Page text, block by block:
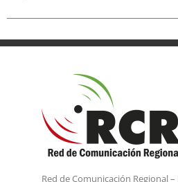
Red de Comunicación Regional –